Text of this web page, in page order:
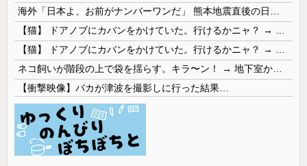
【衝撃映像】バカが津波を撮影しに行った結果…